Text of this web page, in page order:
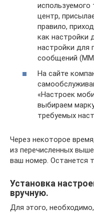
используемого
центр,
правило,
как настройки
настройки для
сообщений
На сайте
«Настроек
выбираем
требуемых
Через некоторое
из перечисленных
ваш номер. Останется
Установка
вручную.
Для этого,